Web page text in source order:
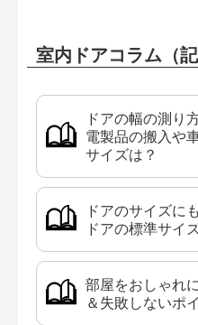
室内ドアコラム（記
ドアの幅の測
電製品の搬入や
サイズは？
ドアのサイズに
ドアの標準サイ
部屋をおしゃれ
＆失敗しないポ